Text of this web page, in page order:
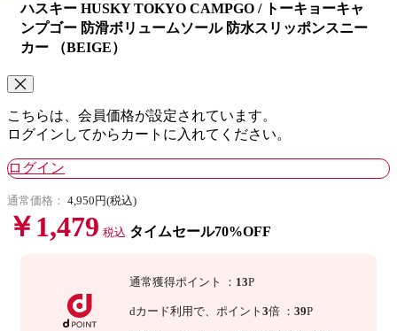
ハスキー HUSKY TOKYO CAMPGO / トーキョーキャ
ンプゴー 防滑ボリュームソール 防水スリッポンスニー
カー （BEIGE）
こちらは、会員価格が設定されています。
ログインしてからカートに入れてください。
ログイン
通常価格： 4,950円(税込)
￥1,479 税込 タイムセール70%OFF
通常獲得ポイント ： 13P
dカード利用で、ポイント3倍 ：39P